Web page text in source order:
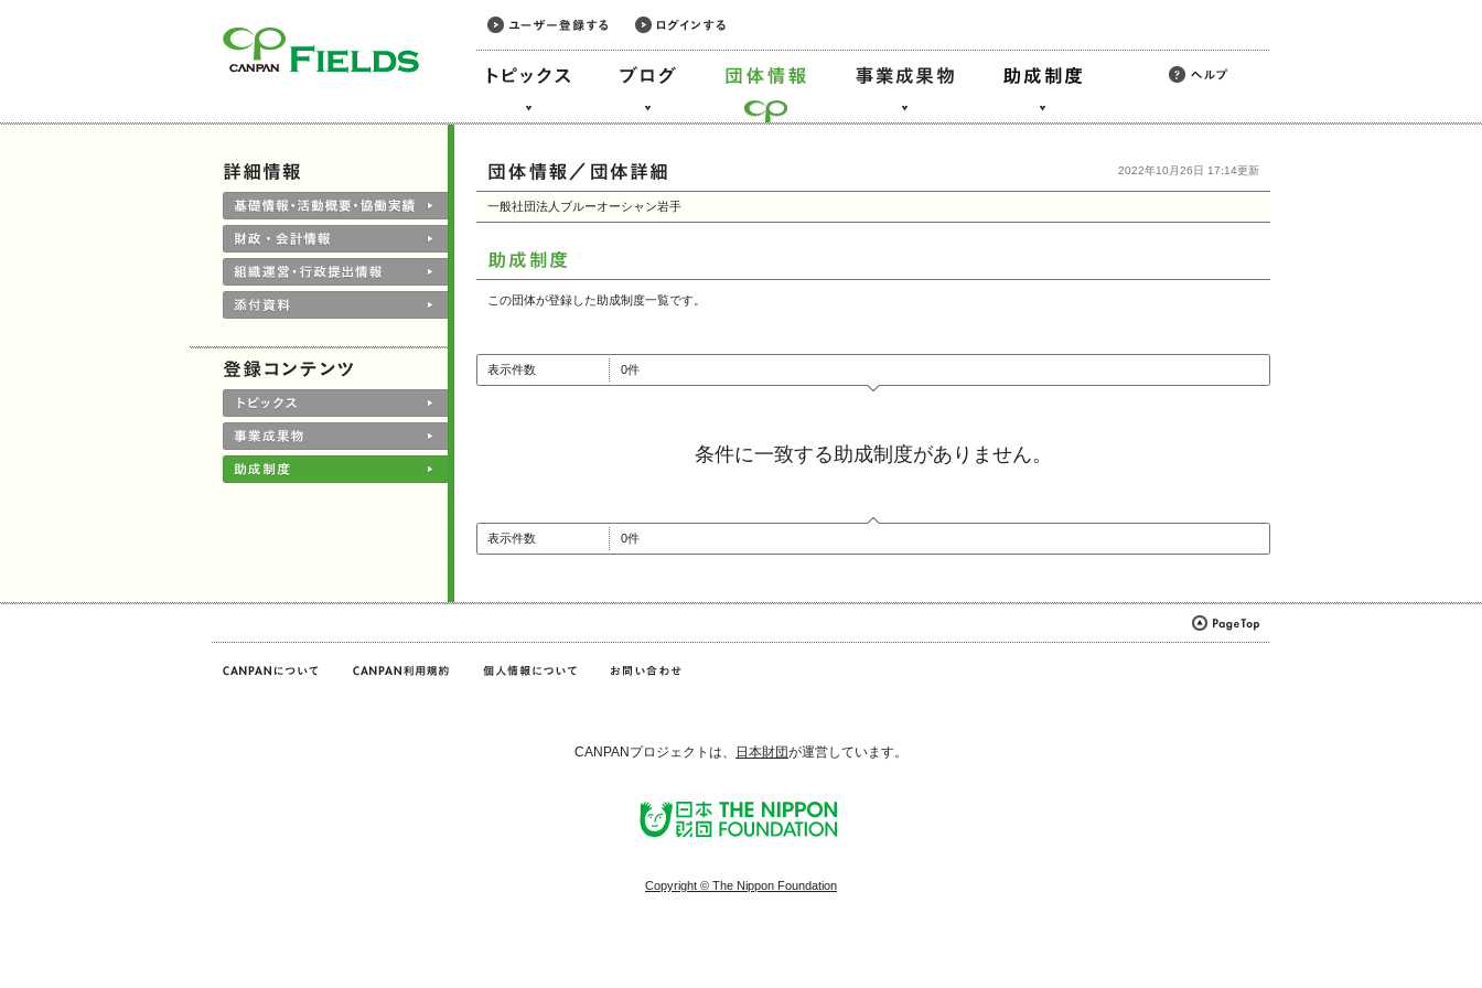
2022年10月26日 17:14更新
一般社団法人ブルーオーシャン岩手
この団体が登録した助成制度一覧です。
表示件数 0件
条件に一致する助成制度がありません。
表示件数 0件
CANPANプロジェクトは、 日本財団が運営しています。
Copyright © The Nippon Foundation